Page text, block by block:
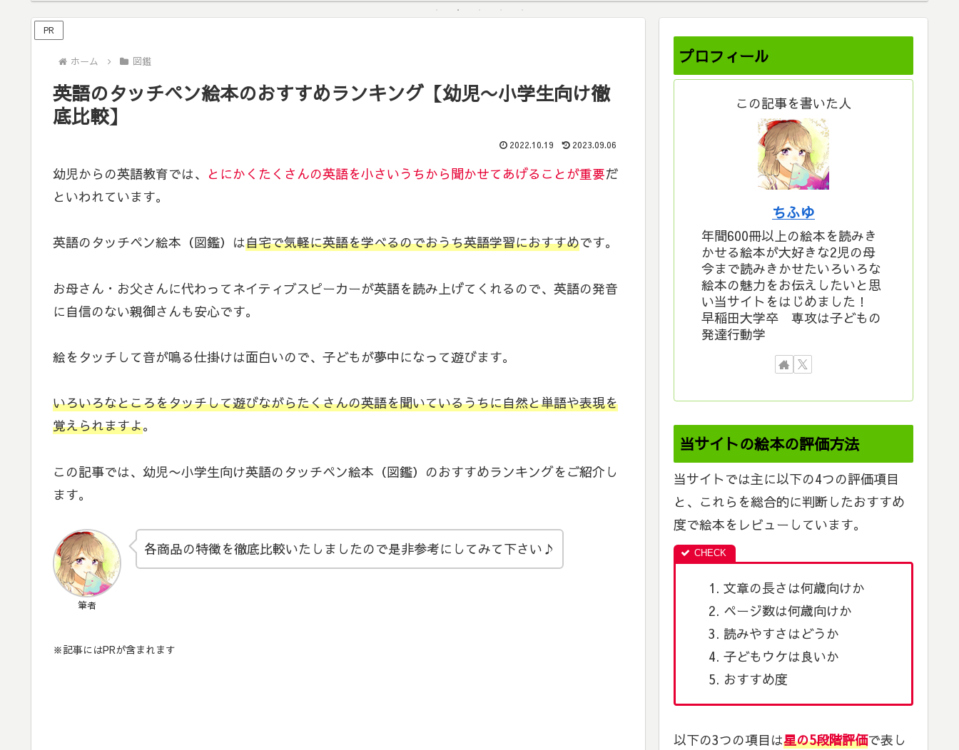
PR
ホーム 図鑑
英語のタッチペン絵本のおすすめランキング【幼児〜小学生向け徹
底比較】
2022.10.19 2023.09.06
幼児からの英語教育では、 とにかくたくさんの英語を小さいうちから聞かせてあげることが重要だ
といわれています。
英語のタッチペン絵本（図鑑）は自宅で気軽に英語を学べるのでおうち英語学習におすすめです。
お母さん・お父さんに代わってネイティブスピーカーが英語を読み上げてくれるので、英語の発音
に自信のない親御さんも安心です。
絵をタッチして音が鳴る仕掛けは面白いので、子どもが夢中になって遊びます。
いろいろなところをタッチして遊びながらたくさんの英語を聞いているうちに自然と単語や表現を
覚えられますよ。
この記事では、幼児〜小学生向け英語のタッチペン絵本（図鑑）のおすすめランキングをご紹介し
ます。
筆者
各商品の特徴を徹底比較いたしましたので是非参考にしてみて下さい♪
※記事にはPRが含まれます
プロフィール
この記事を書いた人
ちふゆ
年間600冊以上の絵本を読みき
かせる絵本が大好きな2児の母
今まで読みきかせたいろいろな
絵本の魅力をお伝えしたいと思
い当サイトをはじめました！
早稲田大学卒 専攻は子どもの
発達行動学
当サイトの絵本の評価方法
当サイトでは主に以下の4つの評価項目
と、これらを総合的に判断したおすすめ
度で絵本をレビューしています。
文章の長さは何歳向けか
ページ数は何歳向けか
読みやすさはどうか
子どもウケは良いか
おすすめ度
以下の3つの項目は星の5段階評価で表し